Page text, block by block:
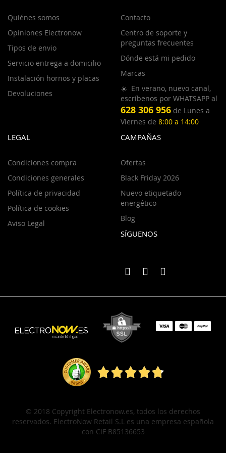
Quiénes somos
Opiniones Electronow
Tipos de envio
Servicio entrega a domicilio
Instalación hornos y placas
Devoluciones
Contacto
Centro de soporte y
preguntas frecuentes
Dónde está mi pedido
Marcas
☀️ En verano, nuevo canal,
escríbenos por WHATSAPP al
628 306 956 de Lunes a
Viernes de 8:00 a 14:00
LEGAL
Condiciones compra
Condiciones generales
Política de privacidad
Política de cookies
Aviso Legal
CAMPAÑAS
Ofertas
Black Friday 2026
Nuevo etiquetado
energético
Blog
SÍGUENOS
© 2018 Copyright Electronow.es, todos los derechos
reservados. ElectroNow Retail S.L es una empresa española
con CIF B85136653